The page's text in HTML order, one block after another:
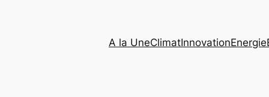
A la UneClimatInnovationEnergie